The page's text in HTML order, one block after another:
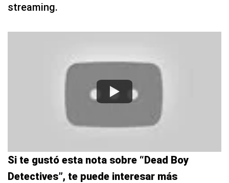
streaming.
Si te gustó esta nota sobre “Dead Boy
Detectives”, te puede interesar más